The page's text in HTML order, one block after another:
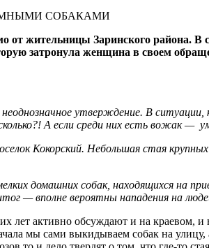
СОБАКАМИ
жительницы Заринского района. В
затронула женщина в своем
утверждение. В
А если среди них есть вожак
Кокорский. Небольшая стая
домашних собак, находящихся на
— вполне вероятны нападения на
лет активно обсуждают и на
мы сами выкидываем собак на